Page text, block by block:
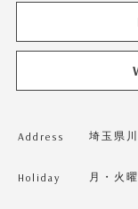
Address 埼玉県
Holiday 月・火